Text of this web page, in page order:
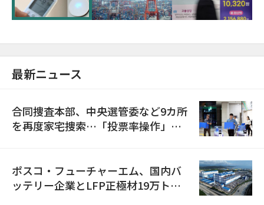
最新ニュース
合同捜査本部、中央選管委など9カ所
を再度家宅捜索…「投票率操作」の
ポスコ・フューチャーエム、国内バ
ッテリー企業とLFP正極材19万トン